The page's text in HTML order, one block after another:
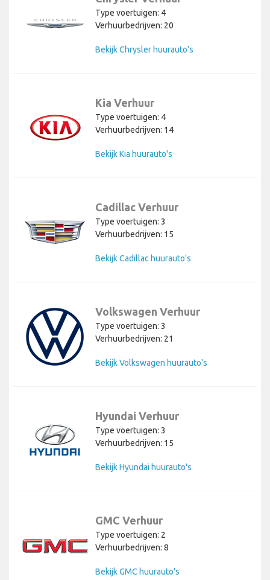
Type voertuigen: 4
Verhuurbedrijven: 20
Bekijk Chrysler huurauto's
Kia Verhuur
Type voertuigen: 4
Verhuurbedrijven: 14
Bekijk Kia huurauto's
Cadillac Verhuur
Type voertuigen: 3
Verhuurbedrijven: 15
Bekijk Cadillac huurauto's
Volkswagen Verhuur
Type voertuigen: 3
Verhuurbedrijven: 21
Bekijk Volkswagen huurauto's
Hyundai Verhuur
Type voertuigen: 3
Verhuurbedrijven: 15
Bekijk Hyundai huurauto's
GMC Verhuur
Type voertuigen: 2
Verhuurbedrijven: 8
Bekijk GMC huurauto's